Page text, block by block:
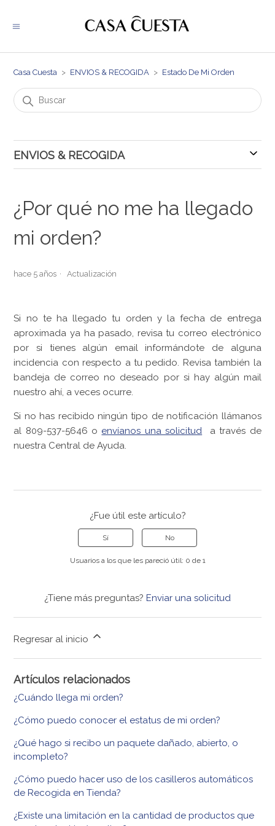
Casa Cuesta ENVIOS & RECOGIDA Estado De Mi Orden
ENVIOS & RECOGIDA
¿Por qué no me ha llegado
mi orden?
hace 5 años Actualización
Si no te ha llegado tu orden y la fecha de entrega
aproximada ya ha pasado, revisa tu correo electrónico
por si tienes algún email informándote de alguna
incidencia con respecto a tu pedido. Revisa también la
bandeja de correo no deseado por si hay algún mail
nuestro ahí, a veces ocurre.
Si no has recibido ningún tipo de notificación llámanos
al 809-537-5646 o envíanos una solicitud a través de
nuestra Central de Ayuda.
¿Fue útil este artículo?
Sí No
Usuarios a los que les pareció útil: 0 de 1
¿Tiene más preguntas? Enviar una solicitud
Regresar al inicio
Artículos relacionados
¿Cuándo llega mi orden?
¿Cómo puedo conocer el estatus de mi orden?
¿Qué hago si recibo un paquete dañado, abierto, o
incompleto?
¿Cómo puedo hacer uso de los casilleros automáticos
de Recogida en Tienda?
¿Existe una limitación en la cantidad de productos que